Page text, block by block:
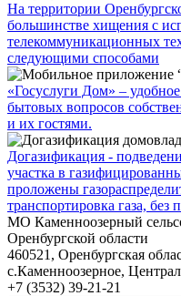
На территории
большинстве хищения с
телекоммуникационных
следующими способами
«Госуслуги Дом» –
бытовых вопросов
и их гостями.
Догазификация -
участка в
проложены
транспортировка газа,
МО Каменноозерный
Оренбургской области
460521, Оренбургская
с.Каменноозерное,
+7 (3532) 39-21-21